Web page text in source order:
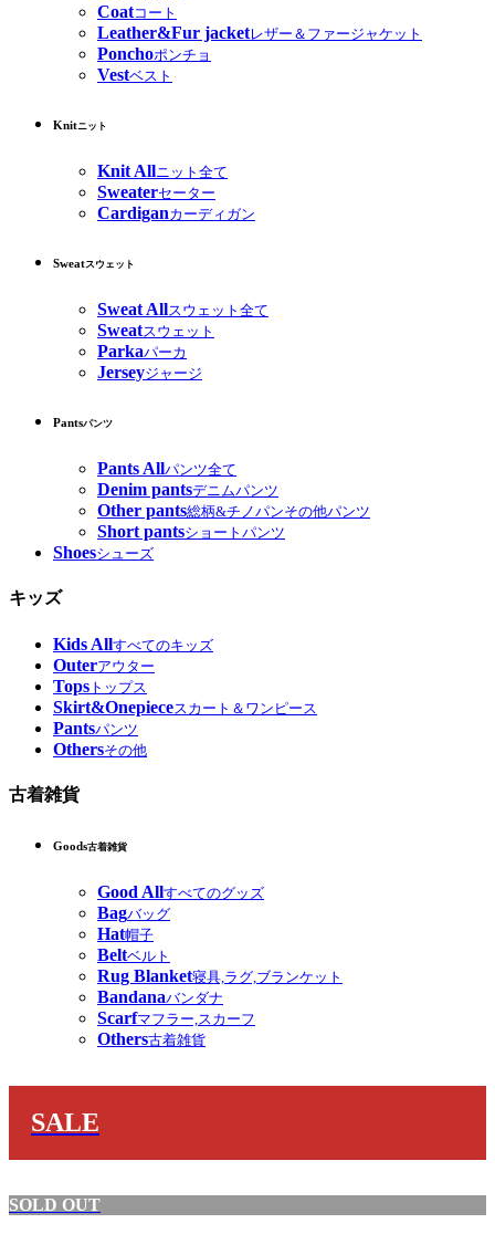
Coatコート
Leather&Fur jacketレザー＆ファージャケット
Ponchoポンチョ
Vestベスト
Knitニット
Knit Allニット全て
Sweaterセーター
Cardiganカーディガン
Sweatスウェット
Sweat Allスウェット全て
Sweatスウェット
Parkaパーカ
Jerseyジャージ
Pantsパンツ
Pants Allパンツ全て
Denim pantsデニムパンツ
Other pants総柄&チノパンその他パンツ
Short pantsショートパンツ
Shoesシューズ
キッズ
Kids Allすべてのキッズ
Outerアウター
Tops トップス
Skirt&Onepieceスカート＆ワンピース
Pantsパンツ
Othersその他
古着雑貨
Goods古着雑貨
Good Allすべてのグッズ
Bagバッグ
Hat帽子
Beltベルト
Rug Blanket寝具,ラグ,ブランケット
Bandanaバンダナ
Scarfマフラー,スカーフ
Others古着雑貨
SALE
SOLD OUT